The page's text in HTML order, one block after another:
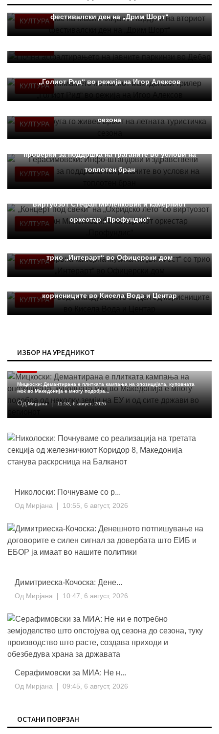
КУЛТУРА
фестивалски ден на „Дрим Шорт“
КУЛТУРА
„Голиот Рид“ во режија на Игор Алексов
КУЛТУРА
сезона
КУЛТУРА
Герасимовски: Инфо-штандови и здравствени
проверки за поддршка на граѓаните во услови на
топлотен бран
КУЛТУРА
„Концерт под свеќи“ на „Охридско лето“ со
виртуозот Стефан Миленковиќ и камерниот
оркестар „Профундис“
КУЛТУРА
трио „Интерарт“ во Офицерски дом
КУЛТУРА
корисниците во Кисела Вода и Центар
ИЗБОР НА УРЕДНИКОТ
Мицкоски: Демантирана е плитката кампања на опозицијата, куповната
моќ во Македонија е многу подобра...
ОдМирјана 11:53, 6 август, 2026
Николоски: Почнуваме со р...
Од Мирјана 10:55, 6 август, 2026
Димитриеска-Кочоска: Дене...
Од Мирјана 10:47, 6 август, 2026
Серафимовски за МИА: Не н...
Од Мирјана 09:45, 6 август, 2026
ОСТАНИ ПОВРЗАН